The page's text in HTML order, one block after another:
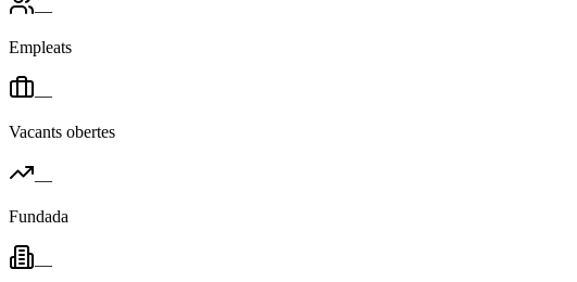
—
Empleats
—
Vacants obertes
—
Fundada
—